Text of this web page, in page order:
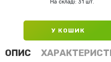
На складі: 31 шт.
У КОШИК
ОПИС